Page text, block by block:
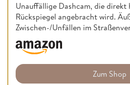
Unauffällige Dashcam, die direkt
Rückspiegel angebracht wird.
Zwischen-/Unfällen im
Zum Shop